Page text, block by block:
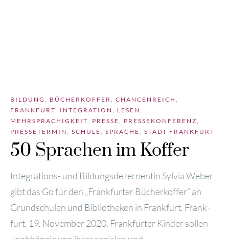
BILDUNG BÜCHERKOFFER CHANCENREICH
FRANKFURT
INTEGRATION LESEN
MEHRSPRACHIGKEIT
PRESSE PRESSEKONFERENZ
PRESSETERMIN
SCHULE SPRACHE STADT FRANKFURT
50 Sprachen im Koffer
Inte­gra­ti­ons- und Bil­dungs­de­zer­nen­tin Syl­via Weber
gibt das Go für den „Frank­fur­ter Bücher­kof­fer” an
Grund­schu­len und Biblio­the­ken in Frank­furt. Frank­
furt, 19. Novem­ber 2020, Frank­fur­ter Kin­der sol­len